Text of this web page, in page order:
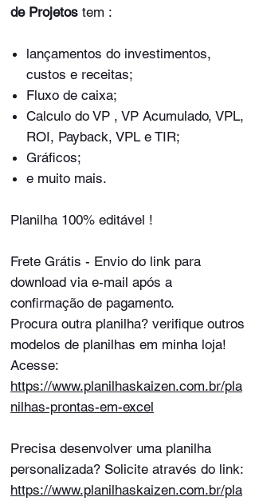
de Projetos tem :
lançamentos do investimentos,
custos e receitas;
Fluxo de caixa;
Calculo do VP , VP Acumulado, VPL,
ROI, Payback, VPL e TIR;
Gráficos;
e muito mais.
Planilha 100% editável !
Frete Grátis - Envio do link para
download via e-mail após a
confirmação de pagamento.
Procura outra planilha? verifique outros
modelos de planilhas em minha loja!
Acesse:
https://www.planilhaskaizen.com.br/pla
nilhas-prontas-em-excel
Precisa desenvolver uma planilha
personalizada? Solicite através do link:
https://www.planilhaskaizen.com.br/pla